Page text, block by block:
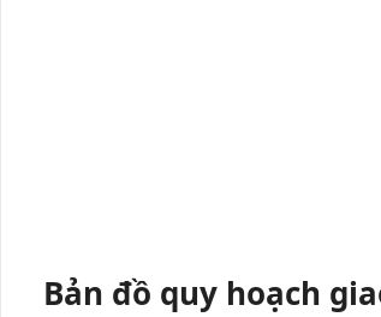
Bản đồ quy hoạch